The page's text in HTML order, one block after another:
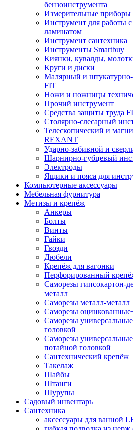
бензоинструмента
Измерительные приборы
Инструмент для работы
ламинатом
Инструмент сантехника
Инструменты Smartbuy
Киянки, кувалды,
Круги и диски
Малярный и
FIT
Ножи и ножницы
Прочий инструмент
Средства защиты труда
Столярно-слесарный
Телескопический и
REXANT
Ударно-забивной и
Шарнирно-губцевый
Электроды
Ящики и пояса для
Компьютерные аксессуары
Мебельная фурнитура
Метизы и крепёж
Анкеры
Болты
Винты
Гайки
Гвозди
Дюбели
Крепёж для вагонки
Перфорированный
Саморезы гипсокартон-
металл
Саморезы металл-металл
Саморезы
Саморезы
головкой
Саморезы
потайной головкой
Сантехнический крепёж
Такелаж
Шайбы
Штанги
Шурупы
Садовый инвентарь
Сантехника
аксессуары для ванной